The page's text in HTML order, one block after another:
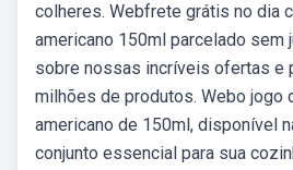
colheres. Webfrete grátis no dia
americano 150ml parcelado sem
sobre nossas incríveis ofertas e
milhões de produtos. Webo jogo
americano de 150ml, disponível
conjunto essencial para sua